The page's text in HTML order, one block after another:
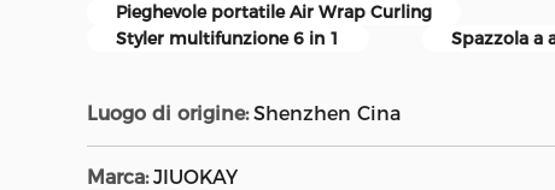
Pieghevole portatile Air Wrap Curling
Styler multifunzione 6 in 1
Spazzola a
Luogo di origine: Shenzhen Cina
Marca: JIUOKAY